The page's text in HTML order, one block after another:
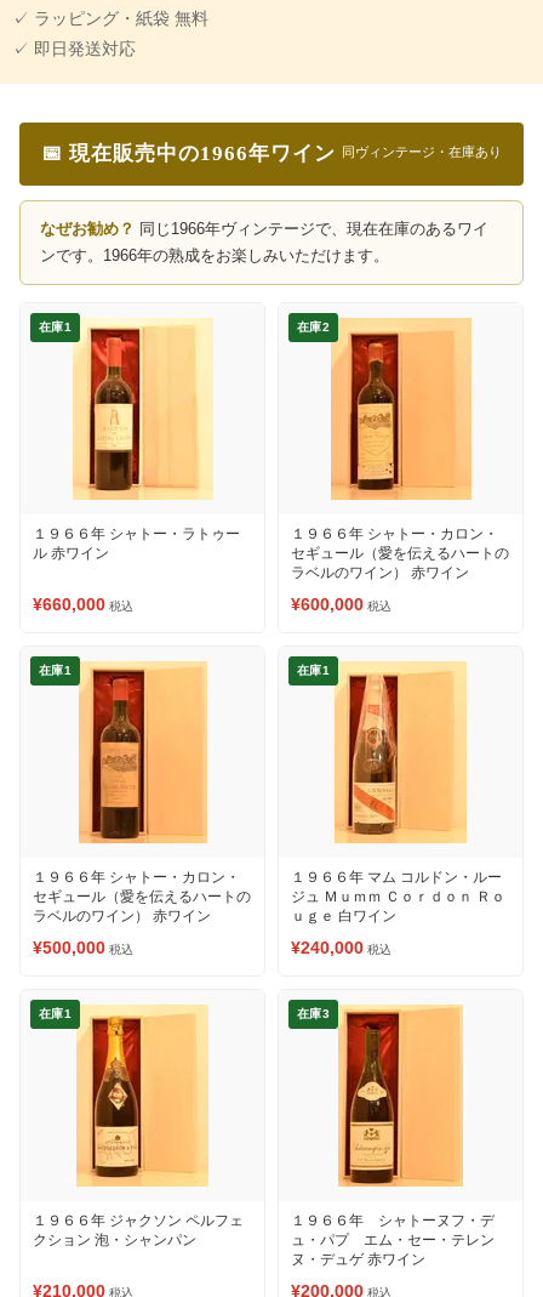
✓ ラッピング・紙袋 無料
✓ 即日発送対応
📅 現在販売中の1966年ワイン 同ヴィンテージ・在庫あり
なぜお勧め？ 同じ1966年ヴィンテージで、現在在庫のあるワイ
ンです。1966年の熟成をお楽しみいただけます。
在庫1
１９６６年 シャトー・ラトゥー
ル 赤ワイン
¥660,000 税込
在庫2
１９６６年 シャトー・カロン・
セギュール（愛を伝えるハートの
ラベルのワイン） 赤ワイン
¥600,000 税込
在庫1
１９６６年 シャトー・カロン・
セギュール（愛を伝えるハートの
ラベルのワイン） 赤ワイン
¥500,000 税込
在庫1
１９６６年 マム コルドン・ルー
ジュ Ｍｕｍｍ Ｃｏｒｄｏｎ Ｒｏ
ｕｇｅ 白ワイン
¥240,000 税込
在庫1
１９６６年 ジャクソン ペルフェ
クション 泡・シャンパン
¥210,000 税込
在庫3
１９６６年 シャトーヌフ・デ
ュ・パプ エム・セー・テレン
ヌ・デュゲ 赤ワイン
¥200,000 税込